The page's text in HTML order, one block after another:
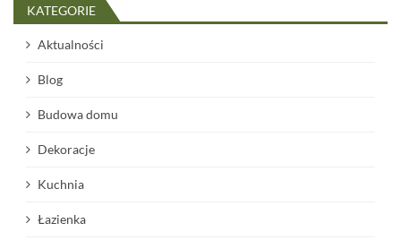
KATEGORIE
Aktualności
Blog
Budowa domu
Dekoracje
Kuchnia
Łazienka